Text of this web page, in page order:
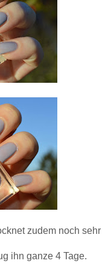
zudem noch sehr
ihn ganze 4 Tage.